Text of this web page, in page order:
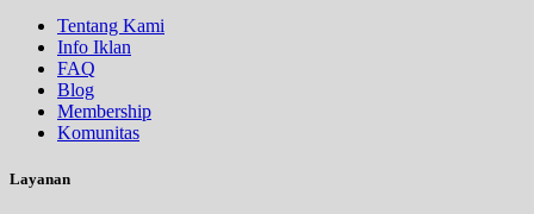
Tentang Kami
Info Iklan
FAQ
Blog
Membership
Komunitas
Layanan